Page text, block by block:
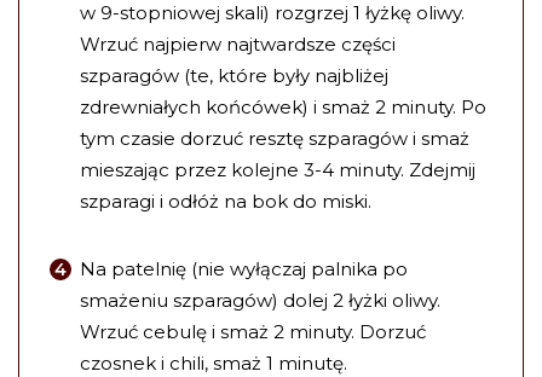
w 9-stopniowej skali) rozgrzej 1 łyżkę oliwy.
Wrzuć najpierw najtwardsze części
szparagów (te, które były najbliżej
zdrewniałych końcówek) i smaż 2 minuty. Po
tym czasie dorzuć resztę szparagów i smaż
mieszając przez kolejne 3-4 minuty. Zdejmij
szparagi i odłóż na bok do miski.
Na patelnię (nie wyłączaj palnika po
smażeniu szparagów) dolej 2 łyżki oliwy.
Wrzuć cebulę i smaż 2 minuty. Dorzuć
czosnek i chili, smaż 1 minutę.